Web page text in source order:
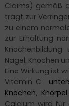
Claims) gemäß
trägt zur
zu einem
zur Erhaltung
Knochenbildung
Nägel, Knochen
Eine Wirkung ist
Vitamin C
Knochen,
Calcium wird für